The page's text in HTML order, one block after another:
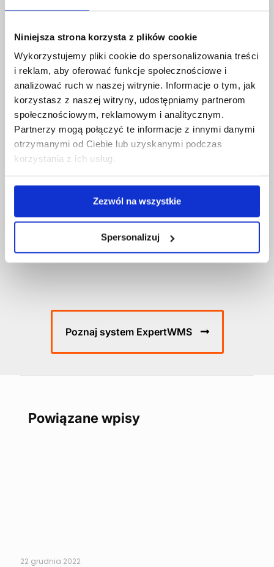
Niniejsza strona korzysta z plików cookie
Wykorzystujemy pliki cookie do spersonalizowania treści
i reklam, aby oferować funkcje społecznościowe i
analizować ruch w naszej witrynie. Informacje o tym, jak
korzystasz z naszej witryny, udostępniamy partnerom
społecznościowym, reklamowym i analitycznym.
Partnerzy mogą połączyć te informacje z innymi danymi
otrzymanymi od Ciebie lub uzyskanymi podczas
korzystania z ich usług.
Zezwól na wszystkie
Spersonalizuj
Napisz do nas
Przejdź do formularza
Poznaj system ExpertWMS
Powiązane wpisy
22 grudnia 2022